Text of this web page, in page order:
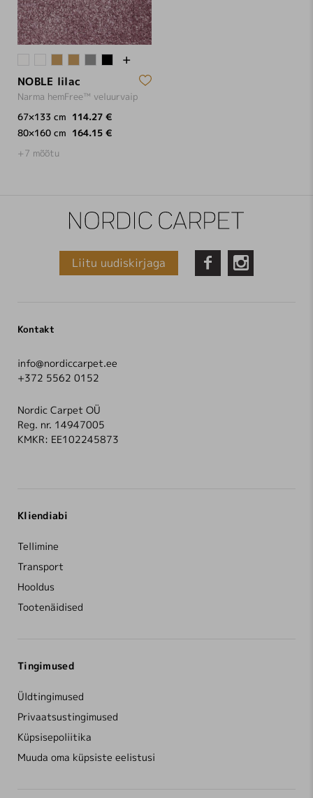
NOBLE lilac
Narma hemFree™ veluurvaip
67×133 cm 114.27 €
80×160 cm 164.15 €
+7 mõõtu
Liitu uudiskirjaga  
Kontakt
info@nordiccarpet.ee
+372 5562 0152
Nordic Carpet OÜ
Reg. nr. 14947005
KMKR: EE102245873
Kliendiabi
Tellimine
Transport
Hooldus
Tootenäidised
Tingimused
Üldtingimused
Privaatsustingimused
Küpsisepoliitika
Muuda oma küpsiste eelistusi